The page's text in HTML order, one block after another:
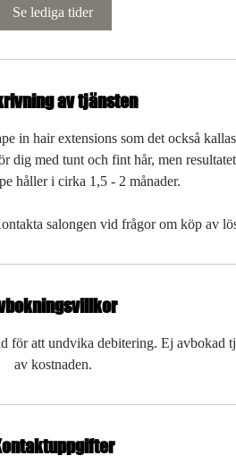
Se lediga tider
av tjänsten
in hair extensions som det också
dig med tunt och fint hår, men
håller i cirka 1,5 - 2 månader.
salongen vid frågor om köp av
för att undvika debitering. Ej avbokad
av kostnaden.